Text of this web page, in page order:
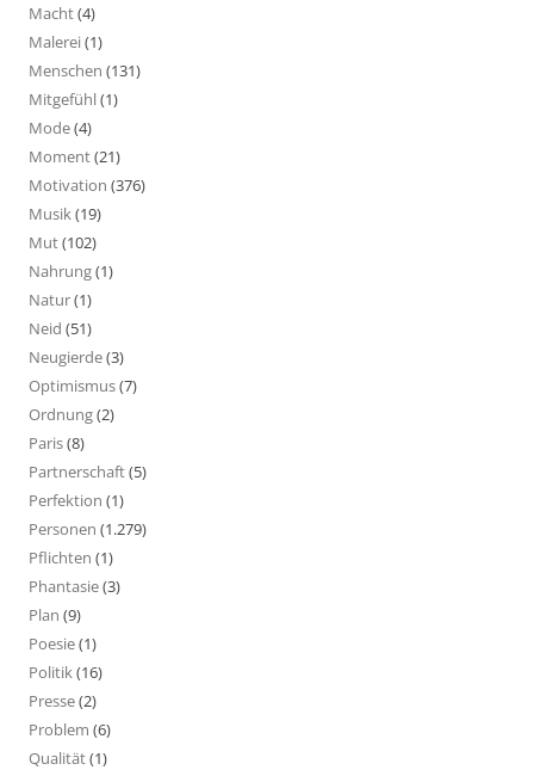
Macht(4)
Malerei(1)
Menschen (131)
Mitgefühl(1)
Mode(4)
Moment(21)
Motivation (376)
Musik(19)
Mut(102)
Nahrung(1)
Natur(1)
Neid (51)
Neugierde(3)
Optimismus(7)
Ordnung(2)
Paris(8)
Partnerschaft(5)
Perfektion (1)
Personen (1.279)
Pflichten (1)
Phantasie(3)
Plan (9)
Poesie(1)
Politik(16)
Presse(2)
Problem (6)
Qualität(1)